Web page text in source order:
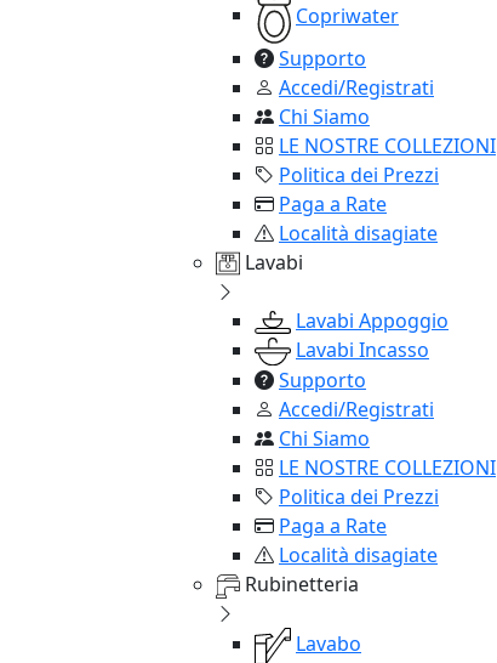
Copriwater
Supporto
Accedi/Registrati
Chi Siamo
LE NOSTRE COLLEZIONI
Politica dei Prezzi
Paga a Rate
Località disagiate
Lavabi
Lavabi Appoggio
Lavabi Incasso
Supporto
Accedi/Registrati
Chi Siamo
LE NOSTRE COLLEZIONI
Politica dei Prezzi
Paga a Rate
Località disagiate
Rubinetteria
Lavabo